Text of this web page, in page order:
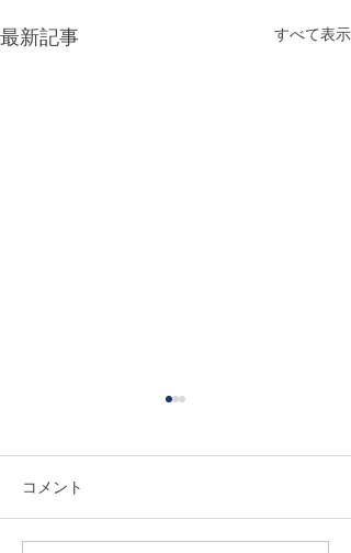
最新記事 すべて表示
コメント